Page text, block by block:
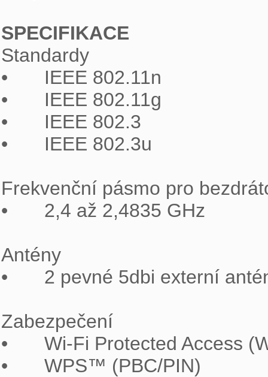
SPECIFIKACE
Standardy
•	IEEE 802.11n
•	IEEE 802.11g
•	IEEE 802.3
•	IEEE 802.3u
Frekvenční pásmo pro
•	2,4 až 2,4835 GHz
Antény
•	2 pevné 5dbi externí antény
Zabezpečení
•	Wi-Fi Protected Access (WPA/WPA2)
•	WPS™ (PBC/PIN)